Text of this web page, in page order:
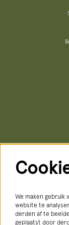
We maken gebruik
website te
derden af te
geplaatst door